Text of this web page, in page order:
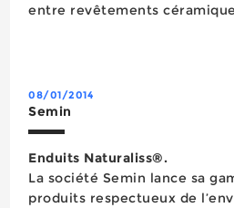
entre revêtements
08/01/2014
Semin
Enduits Naturaliss®.
La société Semin lance sa
produits respectueux de